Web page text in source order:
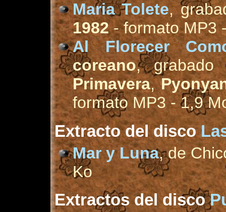
Maria Tolete,
1982- formato MP3
Al Florecer
coreano,
Primavera,
formato MP3 - 1,9
Extracto del disco
Mar y Luna, de
Ko
Extractos del disco